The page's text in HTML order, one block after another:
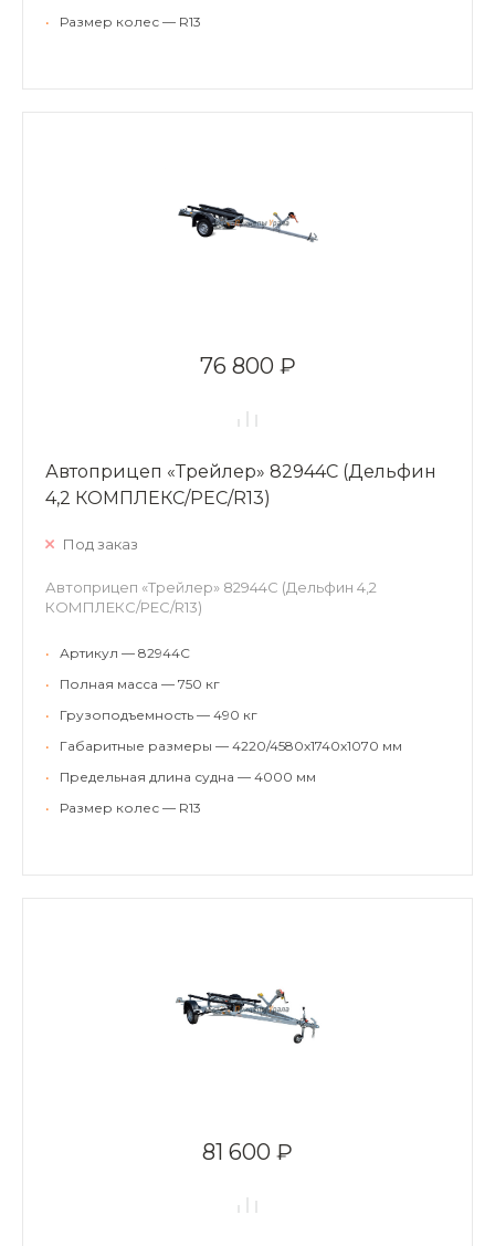
•
Размер колес — R13
76 800 ₽
Автоприцеп «Трейлер» 82944C (Дельфин
4,2 КОМПЛЕКС/РЕС/R13)
Под заказ
Автоприцеп «Трейлер» 82944C (Дельфин 4,2
КОМПЛЕКС/РЕС/R13)
•
Артикул — 82944C
•
Полная масса — 750 кг
•
Грузоподъемность — 490 кг
•
Габаритные размеры — 4220/4580х1740х1070 мм
•
Предельная длина судна — 4000 мм
•
Размер колес — R13
81 600 ₽